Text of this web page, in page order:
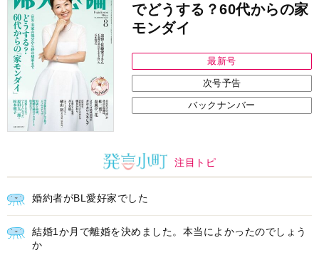
バックナンバー
婚約者がBL愛好家でした
結婚1か月で離婚を決めました。本当によかったのでしょう
見知らぬ女性からの悪意 どうしたらよいか